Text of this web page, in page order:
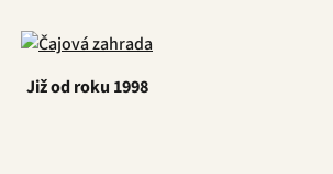
Již od roku 1998